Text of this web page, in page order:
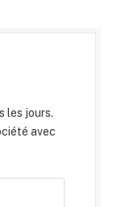
les jours.
avec